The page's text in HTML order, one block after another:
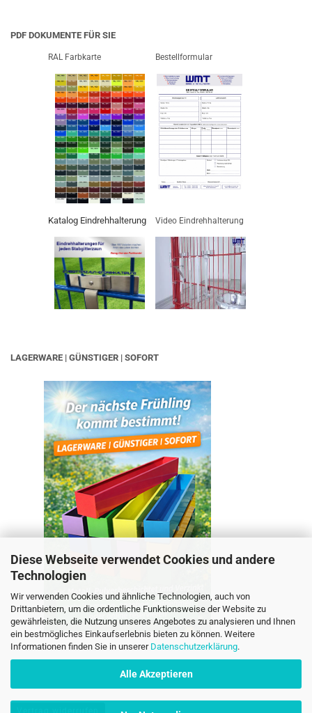
Diese Webseite verwendet Cookies und andere
Technologien
Wir verwenden Cookies und ähnliche Technologien, auch von
Drittanbietern, um die ordentliche Funktionsweise der Website zu
gewährleisten, die Nutzung unseres Angebotes zu analysieren und Ihnen
ein bestmögliches Einkaufserlebnis bieten zu können. Weitere
Informationen finden Sie in unserer Datenschutzerklärung.
Alle Akzeptieren
PDF DOKUMENTE FÜR SIE
RAL Farbkarte Bestellformular
Katalog Eindrehhalterung Video Eindrehhalterung
LAGERWARE | GÜNSTIGER | SOFORT